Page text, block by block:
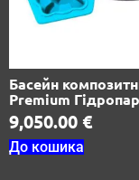
Басейн
Premium
9,050.00 €
До кошика